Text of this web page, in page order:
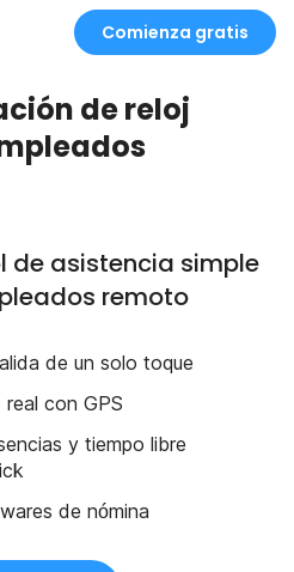
Comienza gratis
de reloj
de asistencia simple
remoto
de un solo toque
con GPS
y tiempo libre
de nómina